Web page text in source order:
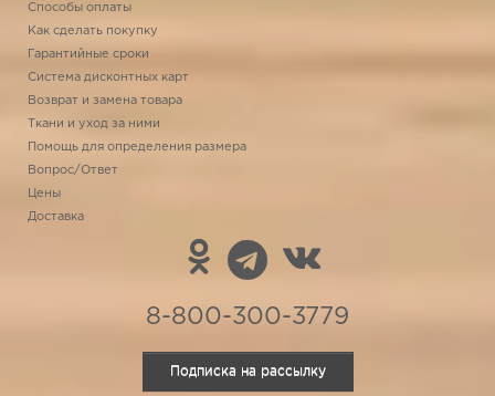
Способы оплаты
Как сделать покупку
Гарантийные сроки
Система дисконтных карт
Возврат и замена товара
Ткани и уход за ними
Помощь для определения размера
Вопрос/Ответ
Цены
Доставка
8-800-300-3779
Подписка на рассылку